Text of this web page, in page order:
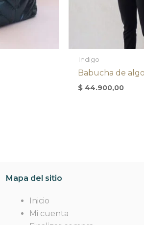
Indigo
Babucha de
$ 44.900,00
Mapa del sitio
Inicio
Mi cuenta